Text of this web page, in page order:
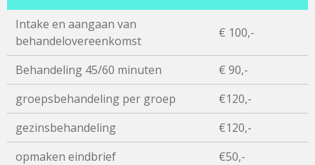
Intake en aangaan van
behandelovereenkomst
€ 100,-
Behandeling 45/60 minuten
€ 90,-
groepsbehandeling per groep
€120,-
gezinsbehandeling
€120,-
opmaken eindbrief
€50,-